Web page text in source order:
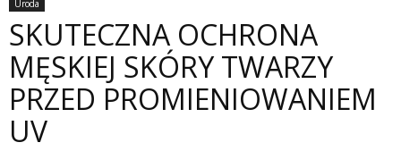
Uroda
SKUTECZNA OCHRONA
MĘSKIEJ SKÓRY TWARZY
PRZED PROMIENIOWANIEM
UV